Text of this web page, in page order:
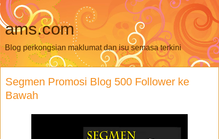
ams.com
Blog perkongsian maklumat dan isu semasa terkini
Segmen Promosi Blog 500 Follower ke
Bawah